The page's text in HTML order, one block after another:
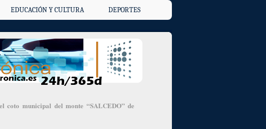
EDUCACIÓN Y CULTURA DEPORTES
coto municipal del monte “SALCEDO” de